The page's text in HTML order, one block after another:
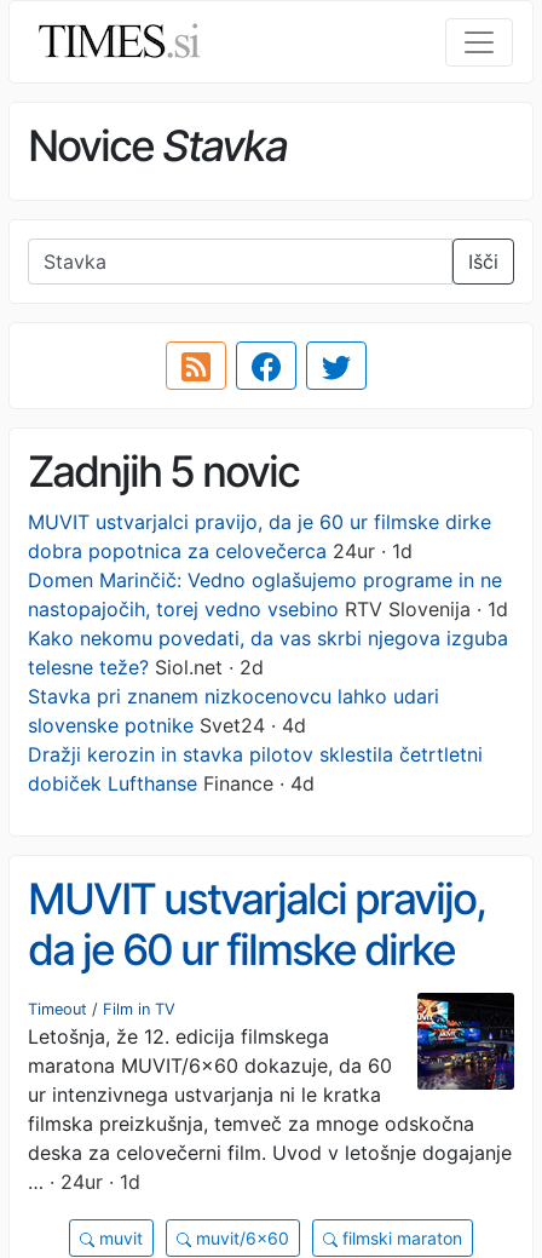
NoviceStavka
Išči
Zadnjih 5 novic
MUVIT ustvarjalci pravijo, da je 60 ur filmske dirke
dobra popotnica za celovečerca 24ur · 1d
Domen Marinčič: Vedno oglašujemo programe in ne
nastopajočih, torej vedno vsebino RTV Slovenija · 1d
Kako nekomu povedati, da vas skrbi njegova izguba
telesne teže? Siol.net · 2d
Stavka pri znanem nizkocenovcu lahko udari
slovenske potnike Svet24 · 4d
Dražji kerozin in stavka pilotov sklestila četrtletni
dobiček Lufthanse Finance · 4d
MUVIT ustvarjalci pravijo,
da je 60 ur filmske dirke
dobra popotnica za
celovečerca
Timeout / Film in TV
Letošnja, že 12. edicija filmskega
maratona MUVIT/6x60 dokazuje, da 60
ur intenzivnega ustvarjanja ni le kratka
filmska preizkušnja, temveč za mnoge odskočna
deska za celovečerni film. Uvod v letošnje dogajanje
… · 24ur · 1d
muvit muvit/6x60 filmski maraton